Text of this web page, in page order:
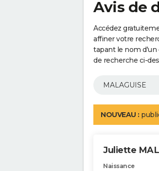
Avis de
Accédez
affiner votre
tapant le nom d'un
de recherche ci-
NOUVEAU :
Juliette
Naissance